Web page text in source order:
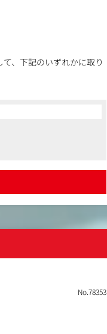
、下記のいずれかに取り
、クライアントの事業目
No.78353